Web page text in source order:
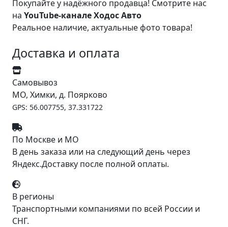
Покупайте у надёжного продавца! Смотрите нас
на YouTube-канале Ходос Авто
Реальное наличие, актуальные фото товара!
Доставка и оплата
Самовывоз
МО, Химки, д. Поярково
GPS: 56.007755, 37.331722
По Москве и МО
В день заказа или на следующий день через
Яндекс.Доставку после полной оплаты.
В регионы
Транспортными компаниями по всей России и
СНГ.